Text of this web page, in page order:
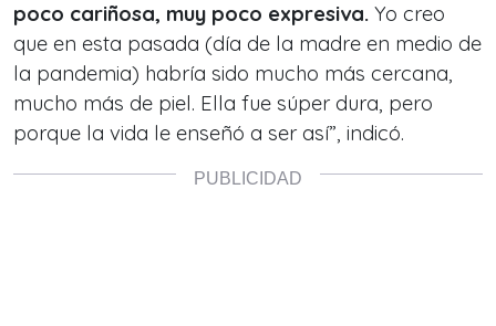
poco cariñosa, muy poco expresiva. Yo creo
que en esta pasada (día de la madre en medio de
la pandemia) habría sido mucho más cercana,
mucho más de piel. Ella fue súper dura, pero
porque la vida le enseñó a ser así”, indicó.